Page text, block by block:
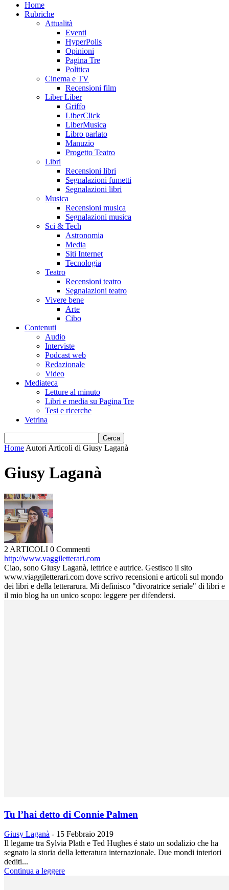
Home
Rubriche
Attualità
Eventi
HyperPolis
Opinioni
Pagina Tre
Politica
Cinema e TV
Recensioni film
Liber Liber
Griffo
LiberClick
LiberMusica
Libro parlato
Manuzio
Progetto Teatro
Libri
Recensioni libri
Segnalazioni fumetti
Segnalazioni libri
Musica
Recensioni musica
Segnalazioni musica
Sci & Tech
Astronomia
Media
Siti Internet
Tecnologia
Teatro
Recensioni teatro
Segnalazioni teatro
Vivere bene
Arte
Cibo
Contenuti
Audio
Interviste
Podcast web
Redazionale
Video
Mediateca
Letture al minuto
Libri e media su Pagina Tre
Tesi e ricerche
Vetrina
Home Autori Articoli di Giusy Laganà
Giusy Laganà
2 ARTICOLI 0 Commenti
http://www.vaggiletterari.com
Ciao, sono Giusy Laganà, lettrice e autrice. Gestisco il sito
www.viaggiletterari.com dove scrivo recensioni e articoli sul mondo
dei libri e della letterarura. Mi definisco "divoratrice seriale" di libri e
il mio blog ha un unico scopo: leggere per difendersi.
Tu l’hai detto di Connie Palmen
Giusy Laganà - 15 Febbraio 2019
Il legame tra Sylvia Plath e Ted Hughes é stato un sodalizio che ha
segnato la storia della letteratura internazionale. Due mondi interiori
dediti...
Continua a leggere